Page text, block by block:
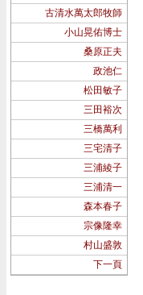
古清水萬太郎牧師
小山晃佑博士
桑原正夫
政池仁
松田敏子
三田裕次
三橋萬利
三宅清子
三浦綾子
三浦清一
森本春子
宗像隆幸
村山盛敦
下一頁